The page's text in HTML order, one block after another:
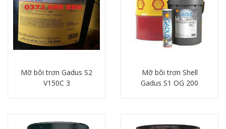
Mỡ bôi trơn Gadus S2
V150C 3
Mỡ bôi trơn Shell
Gadus S1 OG 200